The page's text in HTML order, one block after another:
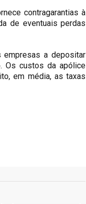
contragarantias à
de eventuais perdas
a depositar
Os custos da apólice
em média, as taxas